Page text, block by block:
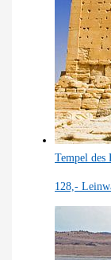
Tempel des
128,-